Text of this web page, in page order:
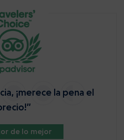
¡merece la pena el
de lo mejor